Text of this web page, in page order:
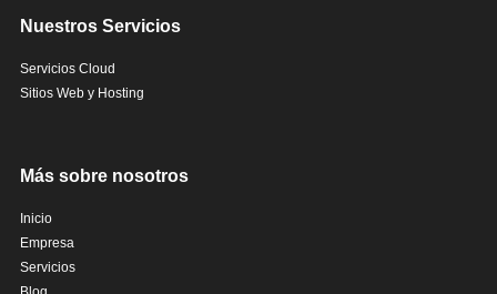
Nuestros Servicios
Servicios Cloud
Sitios Web y Hosting
Más sobre nosotros
Inicio
Empresa
Servicios